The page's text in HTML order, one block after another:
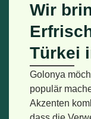
Wir
Türkei
Golonya
populär
Akzenten